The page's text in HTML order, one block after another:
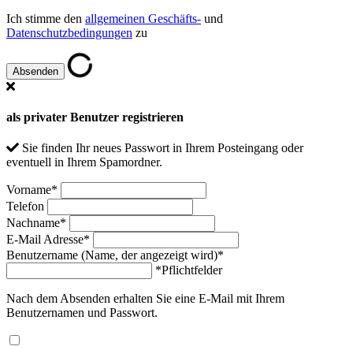
Ich stimme den allgemeinen Geschäfts- und
Datenschutzbedingungen zu
als privater Benutzer registrieren
Sie finden Ihr neues Passwort in Ihrem Posteingang oder
eventuell in Ihrem Spamordner.
Vorname*
Telefon
Nachname*
E-Mail Adresse*
Benutzername (Name, der angezeigt wird)*
*Pflichtfelder
Nach dem Absenden erhalten Sie eine E-Mail mit Ihrem
Benutzernamen und Passwort.